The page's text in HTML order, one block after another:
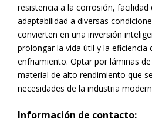
resistencia a la corrosión, facilidad
adaptabilidad a diversas
convierten en una inversión
prolongar la vida útil y la eficiencia
enfriamiento. Optar por láminas
material de alto rendimiento que
necesidades de la industria
Información de contacto: